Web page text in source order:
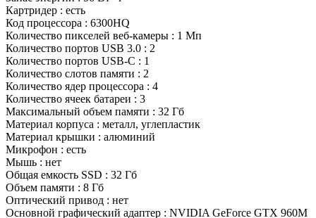
Картридер : есть
Код процессора : 6300HQ
Количество пикселей веб-камеры : 1 Мп
Количество портов USB 3.0 : 2
Количество портов USB-C : 1
Количество слотов памяти : 2
Количество ядер процессора : 4
Количество ячеек батареи : 3
Максимальный объем памяти : 32 Гб
Материал корпуса : металл, углепластик
Материал крышки : алюминий
Микрофон : есть
Мышь : нет
Общая емкость SSD : 32 Гб
Объем памяти : 8 Гб
Оптический привод : нет
Основной графический адаптер : NVIDIA GeForce GTX 960M